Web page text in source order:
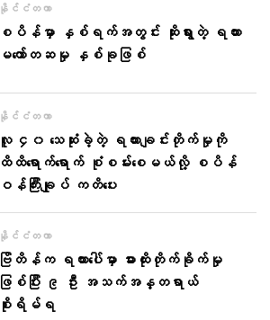
နိုင်ငံတကာ
စပိန်မှာ နှစ်ရက်အတွင်း ဆိုးရွားတဲ့ ရထား
မတော်တဆမှု နှစ်ခုဖြစ်
နိုင်ငံတကာ
လူ ၄၀ သေဆုံးခဲ့တဲ့ ရထားချင်းတိုက်မှုကို
ထိထိရောက်ရောက် စုံစမ်းစေမယ်လို့ စပိန်
ဝန်ကြီးချုပ် ကတိပေး
နိုင်ငံတကာ
ဗြိတိန်က ရထားပေါ်မှာ ဓားထိုးတိုက်ခိုက်မှု
ဖြစ်ပြီး ၉ ဦး အသက်အန္တရာယ်
စိုးရိမ်ရ